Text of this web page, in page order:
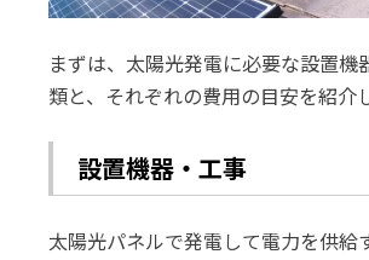
まずは、太陽光発電に必要な設置機
類と、それぞれの費用の目安を紹介
設置機器・工事
太陽光パネルで発電して電力を供給